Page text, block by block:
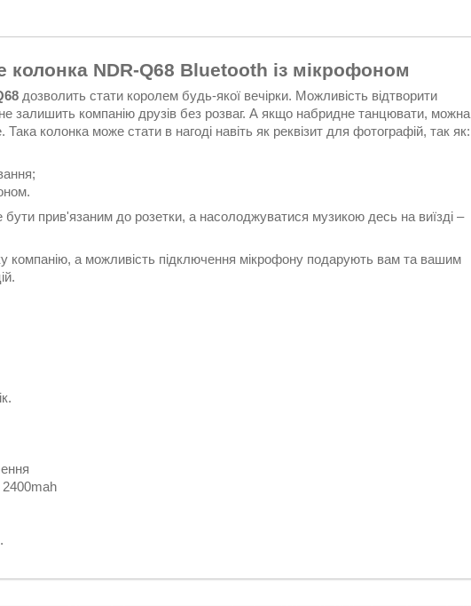
колонка NDR-Q68 Bluetooth із мікрофоном
дозволить стати королем будь-якої вечірки. Можливість відтворити
залишить компанію друзів без розваг. А якщо набридне танцювати, можна
Така колонка може стати в нагоді навіть як реквізит для фотографій, так як:
прив'язаним до розетки, а насолоджуватися музикою десь на виїзді –
компанію, а можливість підключення мікрофону подарують вам та вашим
2400mah